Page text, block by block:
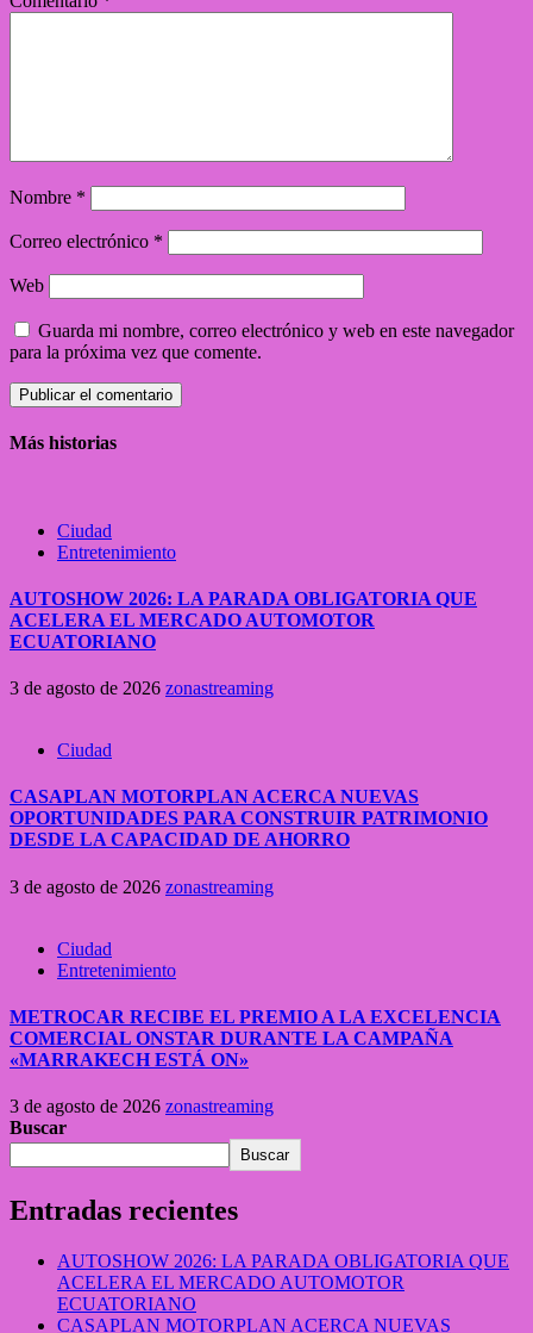
Nombre *
Correo electrónico *
Web
Guarda mi nombre, correo electrónico y web en este navegador
para la próxima vez que comente.
Más historias
Ciudad
Entretenimiento
AUTOSHOW 2026: LA PARADA OBLIGATORIA QUE
ACELERA EL MERCADO AUTOMOTOR
ECUATORIANO
3 de agosto de 2026 zonastreaming
Ciudad
CASAPLAN MOTORPLAN ACERCA NUEVAS
OPORTUNIDADES PARA CONSTRUIR PATRIMONIO
DESDE LA CAPACIDAD DE AHORRO
3 de agosto de 2026 zonastreaming
Ciudad
Entretenimiento
METROCAR RECIBE EL PREMIO A LA EXCELENCIA
COMERCIAL ONSTAR DURANTE LA CAMPAÑA
«MARRAKECH ESTÁ ON»
3 de agosto de 2026 zonastreaming
Buscar
Buscar
Entradas recientes
AUTOSHOW 2026: LA PARADA OBLIGATORIA QUE
ACELERA EL MERCADO AUTOMOTOR
ECUATORIANO
CASAPLAN MOTORPLAN ACERCA NUEVAS